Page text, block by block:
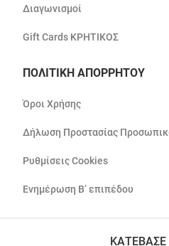
Διαγωνισμοί
Gift Cards ΚΡΗΤΙΚΟΣ
ΠΟΛΙΤΙΚΗ ΑΠΟΡΡΗΤΟΥ
Όροι Χρήσης
Δήλωση Προστασίας
Ρυθμίσεις Cookies
Ενημέρωση Β’ επιπέδου
ΚΑΤΕΒΑΣΕ